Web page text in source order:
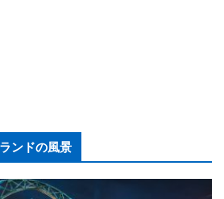
ンドの風景